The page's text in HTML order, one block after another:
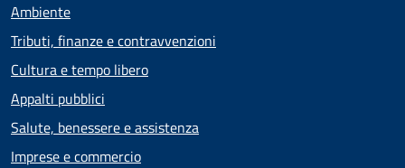
Ambiente
Tributi, finanze e contravvenzioni
Cultura e tempo libero
Appalti pubblici
Salute, benessere e assistenza
Imprese e commercio